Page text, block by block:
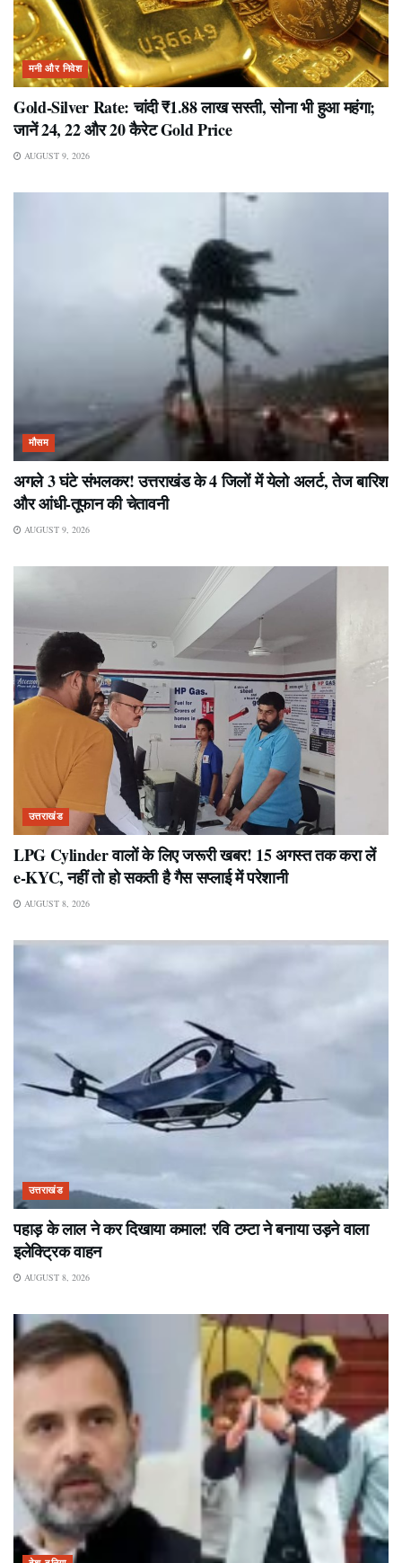
मनी और निवेश
Gold-Silver Rate: चांदी ₹1.88 लाख सस्ती, सोना भी हुआ महंगा;
जानें 24, 22 और 20 कैरेट Gold Price
AUGUST 9, 2026
मौसम
अगले 3 घंटे संभलकर! उत्तराखंड के 4 जिलों में येलो अलर्ट, तेज बारिश
और आंधी-तूफान की चेतावनी
AUGUST 9, 2026
उत्तराखंड
LPG Cylinder वालों के लिए जरूरी खबर! 15 अगस्त तक करा लें
e-KYC, नहीं तो हो सकती है गैस सप्लाई में परेशानी
AUGUST 8, 2026
उत्तराखंड
पहाड़ के लाल ने कर दिखाया कमाल! रवि टम्टा ने बनाया उड़ने वाला
इलेक्ट्रिक वाहन
AUGUST 8, 2026